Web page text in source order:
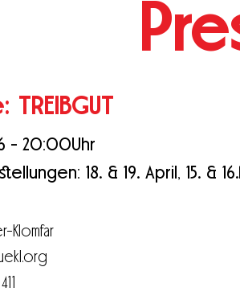
- 20:00Uhr
18. & 19. April, 15. &
Klomfar